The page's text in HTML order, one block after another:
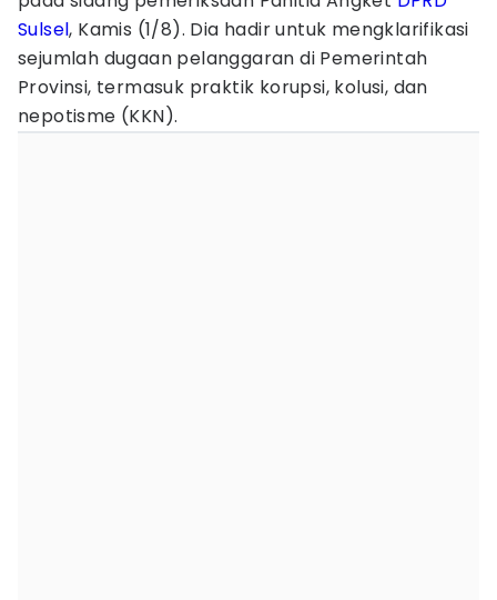
Sulsel, Kamis (1/8). Dia hadir untuk mengklarifikasi
sejumlah dugaan pelanggaran di Pemerintah
Provinsi, termasuk praktik korupsi, kolusi, dan
nepotisme (KKN).